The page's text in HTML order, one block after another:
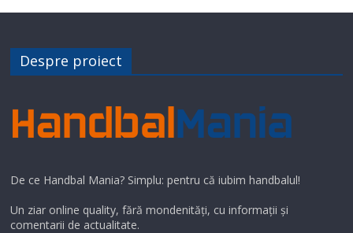
Despre proiect
De ce Handbal Mania? Simplu: pentru că iubim handbalul!
Un ziar online quality, fără mondenități, cu informații și
comentarii de actualitate.